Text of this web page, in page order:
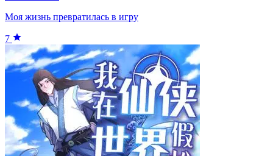
Моя жизнь превратилась в игру
7